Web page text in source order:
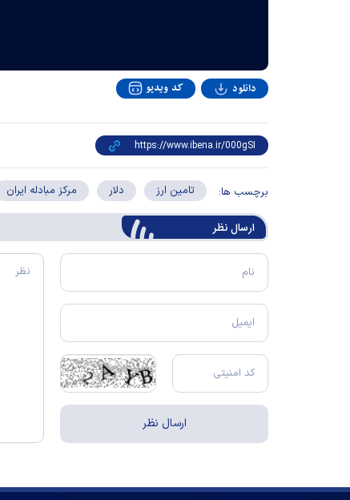
دانلود کد ویدیو
برچسب ها: تامین ارز دلار مرکز مبادله ایران
ارسال‌ نظر